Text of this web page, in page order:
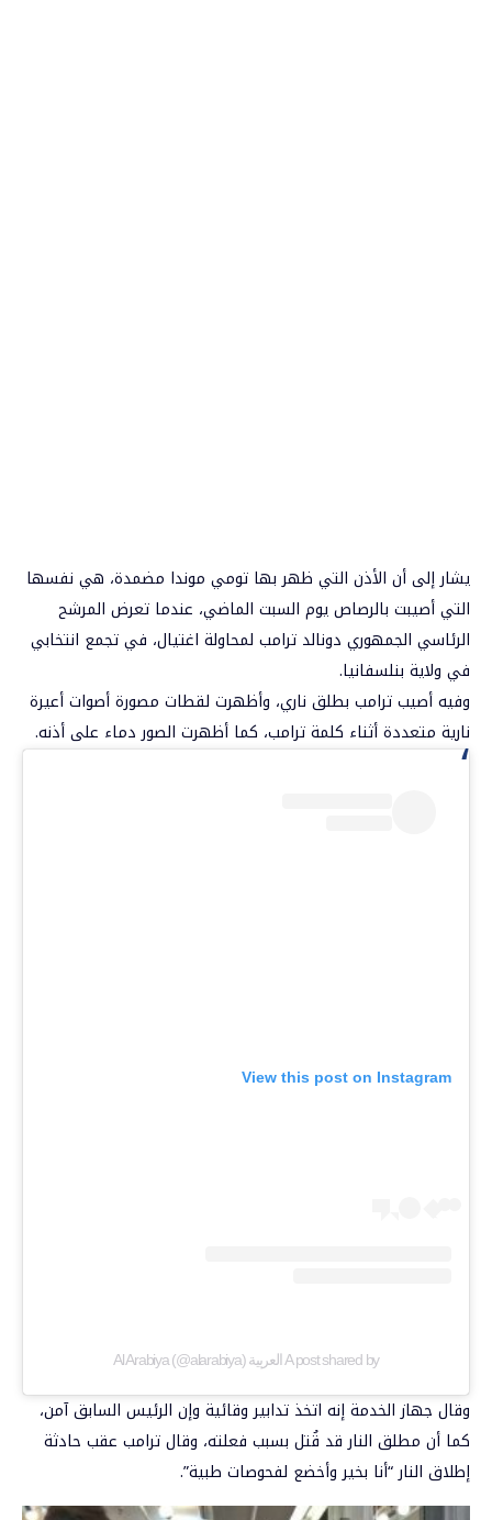
يشار إلى أن الأذن التي ظهر بها تومي موندا مضمدة، هي نفسها
التي أصيبت بالرصاص يوم السبت الماضي، عندما تعرض المرشح
الرئاسي الجمهوري دونالد ترامب لمحاولة اغتيال، في تجمع انتخابي
في ولاية بنلسفانيا.
وفيه أصيب ترامب بطلق ناري، وأظهرت لقطات مصورة أصوات أعيرة
نارية متعددة أثناء كلمة ترامب، كما أظهرت الصور دماء على أذنه.
View this post on Instagram
A post shared by العربية Al Arabiya (@alarabiya)
وقال جهاز الخدمة إنه اتخذ تدابير وقائية وإن الرئيس السابق آمن،
كما أن مطلق النار قد قُتل بسبب فعلته، وقال ترامب عقب حادثة
إطلاق النار “أنا بخير وأخضع لفحوصات طبية”.